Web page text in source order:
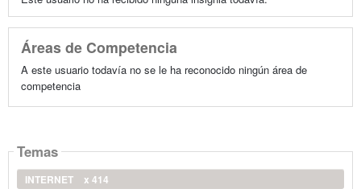
Áreas de Competencia
A este usuario todavía no se le ha reconocido ningún área de
competencia
Temas
INTERNET
x 414